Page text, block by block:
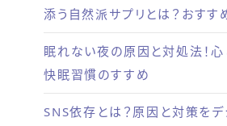
添う自然派サプリとは？おすす
眠れない夜の原因と対処法！心
快眠習慣のすすめ
SNS依存とは？原因と対策をデ